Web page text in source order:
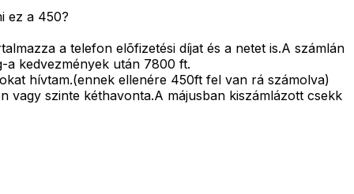
ez a 450?
a telefon elõfizetési díjat és a netet is.A számlán
a kedvezmények után 7800 ft.
hívtam.(ennek ellenére 450ft fel van rá számolva)
vagy szinte kéthavonta.A májusban kiszámlázott csekk